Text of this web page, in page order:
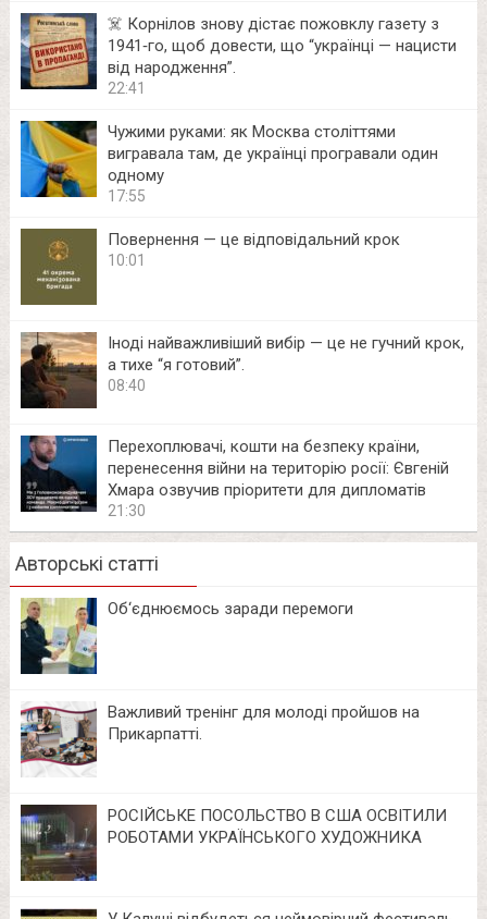
☠️ Корнілов знову дістає пожовклу газету з
1941‑го, щоб довести, що “українці — нацисти
від народження”.
22:41
Чужими руками: як Москва століттями
вигравала там, де українці програвали один
одному
17:55
Повернення — це відповідальний крок
10:01
Іноді найважливіший вибір — це не гучний крок,
а тихе “я готовий”.
08:40
Перехоплювачі, кошти на безпеку країни,
перенесення війни на територію росії: Євгеній
Хмара озвучив пріоритети для дипломатів
21:30
Авторські статті
Об‘єднюємось заради перемоги
Важливий тренінг для молоді пройшов на
Прикарпатті.
РОСІЙСЬКЕ ПОСОЛЬСТВО В США ОСВІТИЛИ
РОБОТАМИ УКРАЇНСЬКОГО ХУДОЖНИКА